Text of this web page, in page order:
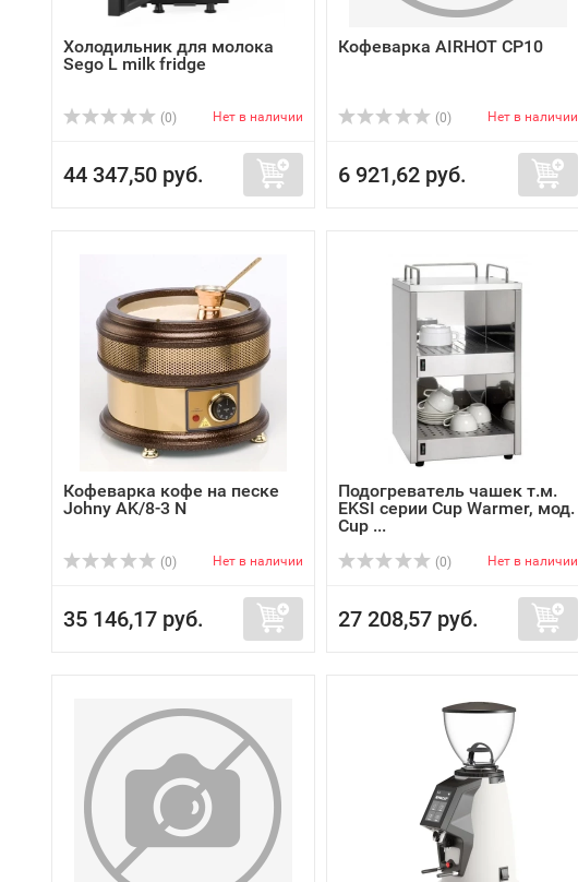
Холодильник для молока
Sego L milk fridge
(0) Нет в наличии
44 347,50 руб.
Кофеварка AIRHOT CP10
(0) Нет в наличии
6 921,62 руб.
Кофеварка кофе на песке
Johny AK/8-3 N
(0) Нет в наличии
35 146,17 руб.
Подогреватель чашек т.м.
EKSI серии Cup Warmer, мод.
Cup ...
(0) Нет в наличии
27 208,57 руб.